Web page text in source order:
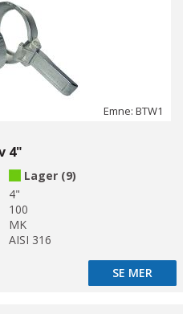
Emne: BTW1
4"
Lager (9)
4"
100
MK
AISI 316
SE MER
SE MER